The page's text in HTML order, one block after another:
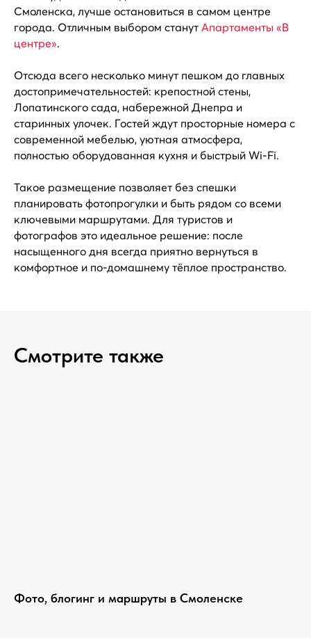
Смоленска, лучше остановиться в самом центре
города. Отличным выбором станут Апартаменты «В
центре».
Отсюда всего несколько минут пешком до главных
достопримечательностей: крепостной стены,
Лопатинского сада, набережной Днепра и
старинных улочек. Гостей ждут просторные номера с
современной мебелью, уютная атмосфера,
полностью оборудованная кухня и быстрый Wi-Fi.
Такое размещение позволяет без спешки
планировать фотопрогулки и быть рядом со всеми
ключевыми маршрутами. Для туристов и
фотографов это идеальное решение: после
насыщенного дня всегда приятно вернуться в
комфортное и по-домашнему тёплое пространство.
Смотрите также
Фото, блогинг и маршруты в Смоленске